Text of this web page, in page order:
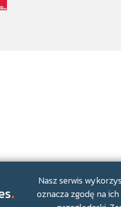
.
Nasz serwis
oznacza zgodę na